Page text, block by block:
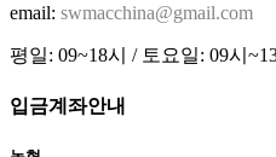
email: swmacchina@gmail.com
평일: 09~18시 / 토요일: 09시
입금계좌안내